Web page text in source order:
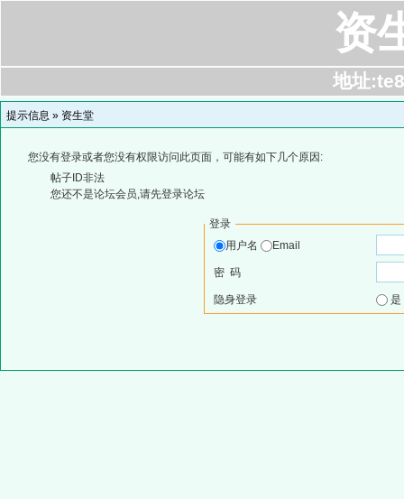
资
地址
提示信息 » 资生堂
您没有登录或者您没有权限访问此页面，可能有如下几个原因:
帖子ID非法
您还不是论坛会员,请先登录论坛
登录
用户名
Email
密 码
隐身登录